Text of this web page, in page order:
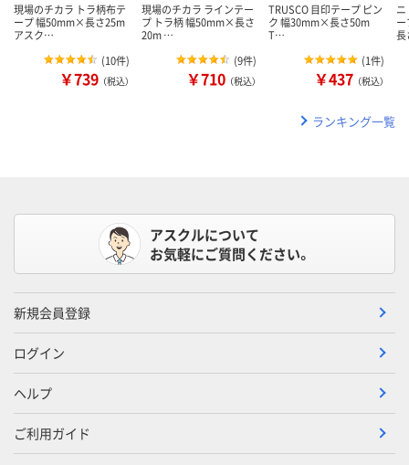
現場のチカラ トラ柄布テ
ープ 幅50mm×長さ25m
アスク…
(10件)
￥739 （税込）
現場のチカラ ラインテー
プ トラ柄 幅50mm×長さ
20m …
(9件)
￥710 （税込）
TRUSCO 目印テープ ピン
ク 幅30mm×長さ50m
T…
(1件)
￥437 （税込）
ランキング一覧
アスクルについて
お気軽にご質問ください。
新規会員登録
ログイン
ヘルプ
ご利用ガイド